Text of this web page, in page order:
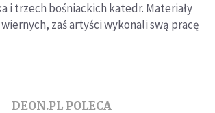
i trzech bośniackich katedr. Materiały
zaś artyści wykonali swą pracę
DEON.PL POLECA